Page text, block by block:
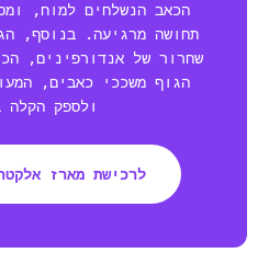
הכאב הנשלחים למוח,
תחושה מרגיעה. בנוסף,
שחרור של אנדורפינים,
הגוף משככי כאבים,
ולספק הקלה
לרכישת מארז